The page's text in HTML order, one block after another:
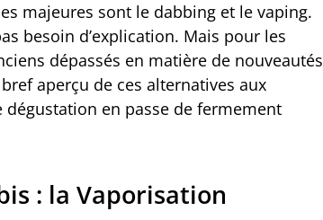
majeures sont le dabbing et le vaping.
besoin d’explication. Mais pour les
dépassés en matière de nouveautés
aperçu de ces alternatives aux
en passe de fermement
: la Vaporisation